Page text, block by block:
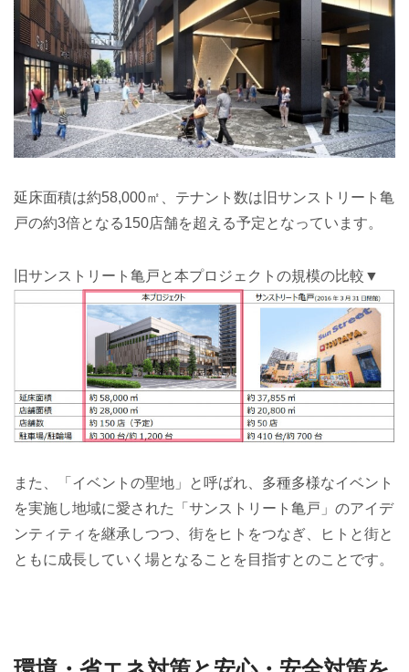
延床面積は約58,000㎡、テナント数は旧サンストリート亀
戸の約3倍となる150店舗を超える予定となっています。
旧サンストリート亀戸と本プロジェクトの規模の比較▼
また、「イベントの聖地」と呼ばれ、多種多様なイベント
を実施し地域に愛された「サンストリート亀戸」のアイデ
ンティティを継承しつつ、街をヒトをつなぎ、ヒトと街と
ともに成長していく場となることを目指すとのことです。